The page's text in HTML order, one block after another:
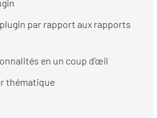
par rapport aux rapports
en un coup d’œil
thématique